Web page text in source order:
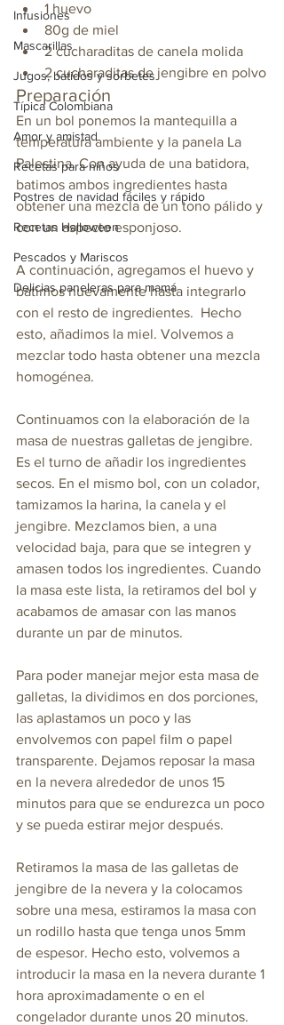
Infusiones
Mascarillas
Jugos, batidos y sorbetes
Típica Colombiana
Amor y amistad
Recetas para niños
Postres de navidad fáciles y rápido
Recetas Halloween
Pescados y Mariscos
Delicias paneleras para mamá
1 huevo
80g de miel
2 cucharaditas de canela molida
2 cucharaditas de jengibre en polvo
Preparación
En un bol ponemos la mantequilla a
temperatura ambiente y la panela La
Palestina. Con ayuda de una batidora,
batimos ambos ingredientes hasta
obtener una mezcla de un tono pálido y
con un aspecto esponjoso.
A continuación, agregamos el huevo y
batimos nuevamente hasta integrarlo
con el resto de ingredientes.  Hecho
esto, añadimos la miel. Volvemos a
mezclar todo hasta obtener una mezcla
homogénea.
Continuamos con la elaboración de la
masa de nuestras galletas de jengibre.
Es el turno de añadir los ingredientes
secos. En el mismo bol, con un colador,
tamizamos la harina, la canela y el
jengibre. Mezclamos bien, a una
velocidad baja, para que se integren y
amasen todos los ingredientes. Cuando
la masa este lista, la retiramos del bol y
acabamos de amasar con las manos
durante un par de minutos.
Para poder manejar mejor esta masa de
galletas, la dividimos en dos porciones,
las aplastamos un poco y las
envolvemos con papel film o papel
transparente. Dejamos reposar la masa
en la nevera alrededor de unos 15
minutos para que se endurezca un poco
y se pueda estirar mejor después.
Retiramos la masa de las galletas de
jengibre de la nevera y la colocamos
sobre una mesa, estiramos la masa con
un rodillo hasta que tenga unos 5mm
de espesor. Hecho esto, volvemos a
introducir la masa en la nevera durante 1
hora aproximadamente o en el
congelador durante unos 20 minutos.